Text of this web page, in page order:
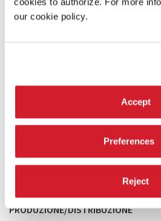
our cookie policy.
Accept
Preferences
Reject
La storia diBlood and Sand
atmosfera del paese, non solo la
ma anche la sua essenza
artisti spagnoli. Era giusto, quindi,
per trovare ispirazione.
soprattutto un film a colori,
dipinti.
, giugno
PRODUZIONE/DISTRIBUZIONE